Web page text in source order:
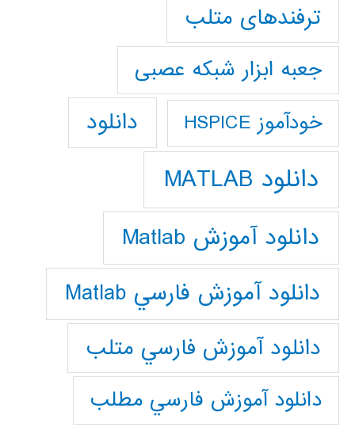
ترفندهای متلب
جعبه ابزار شبکه عصبی
خودآموز HSPICE دانلود
دانلود MATLAB
دانلود آموزش Matlab
دانلود آموزش فارسي Matlab
دانلود آموزش فارسي متلب
دانلود آموزش فارسي مطلب